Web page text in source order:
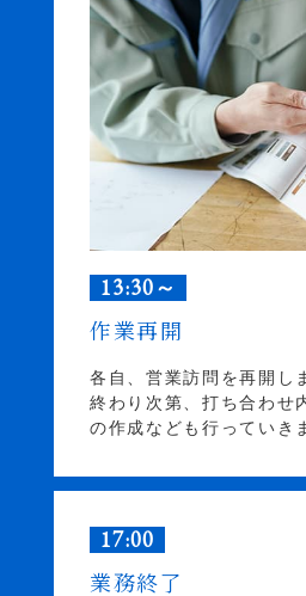
13:30～
作業再開
各自、営業訪問を再開し
終わり次第、打ち合わせ
の作成なども行っていき
17:00
業務終了